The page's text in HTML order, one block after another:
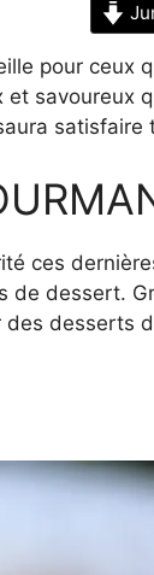
pour
savoureux
ces
dessert.
desserts